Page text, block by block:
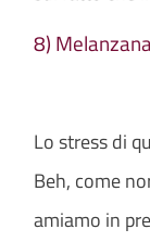
8)
Lo stress di
Beh, come
amiamo in